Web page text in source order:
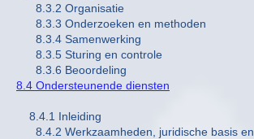
8.3.2 Organisatie
8.3.3 Onderzoeken en methoden
8.3.4 Samenwerking
8.3.5 Sturing en controle
8.3.6 Beoordeling
8.4 Ondersteunende diensten
8.4.1 Inleiding
8.4.2 Werkzaamheden, juridische basis en